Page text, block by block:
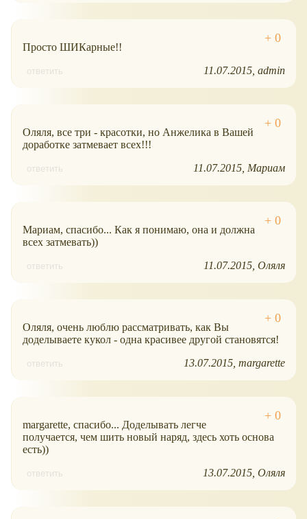
Просто ШИКарные!!
ответить 11.07.2015 admin
Оляля, все три - красотки, но Анжелика в Вашей
доработке затмевает всех!!!
ответить 11.07.2015 Мариам
Мариам, спасибо... Как я понимаю, она и должна
всех затмевать))
ответить 11.07.2015 Оляля
Оляля, очень люблю рассматривать, как Вы
доделываете кукол - одна красивее другой становятся!
ответить 13.07.2015 margarette
margarette, спасибо... Доделывать легче
получается, чем шить новый наряд, здесь хоть основа
есть))
ответить 13.07.2015 Оляля